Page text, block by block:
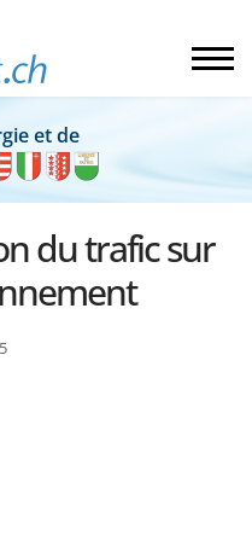
et de
du trafic sur